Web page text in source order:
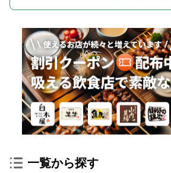
一覧から探す